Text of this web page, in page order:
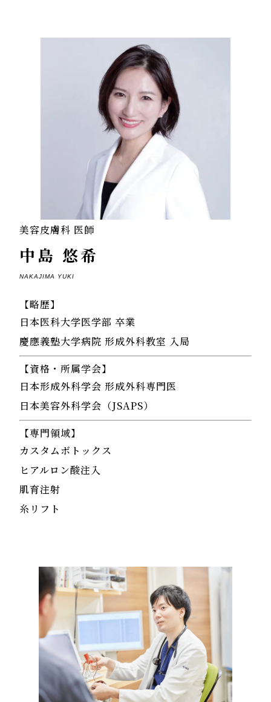
美容皮膚科 医師
中島 悠希
NAKAJIMA YUKI
【略歴】
日本医科大学医学部 卒業
慶應義塾大学病院 形成外科教室 入局
【資格・所属学会】
日本形成外科学会 形成外科専門医
日本美容外科学会（JSAPS）
【専門領域】
カスタムボトックス
ヒアルロン酸注入
肌育注射
糸リフト